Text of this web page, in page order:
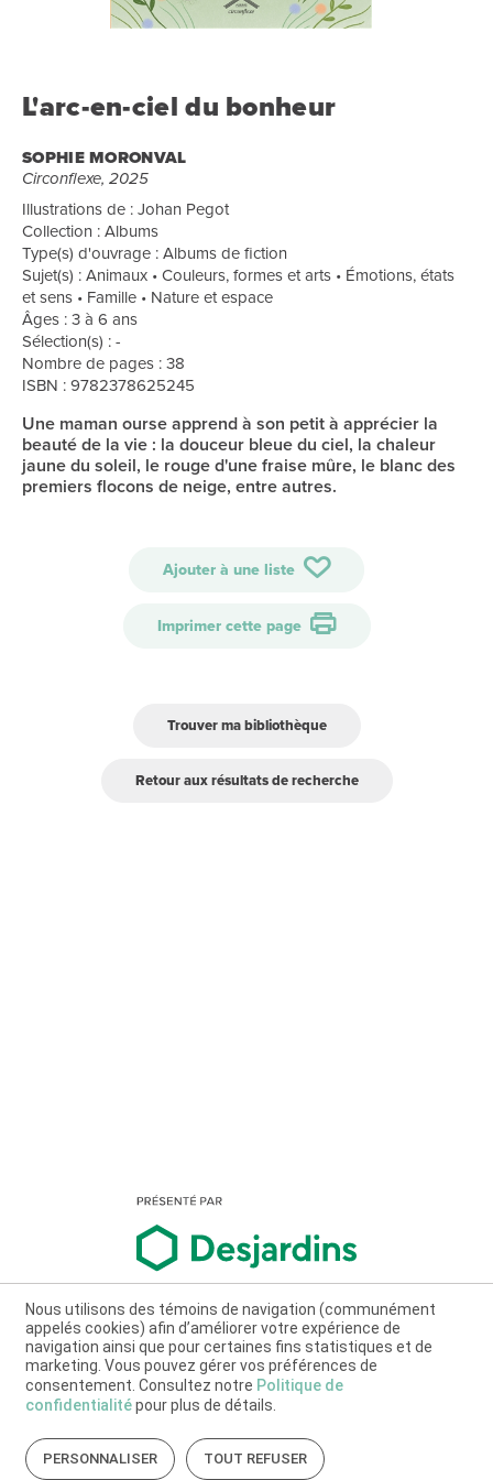
L'arc-en-ciel du bonheur
SOPHIE MORONVAL
Circonflexe, 2025
Illustrations de : Johan Pegot
Collection : Albums
Type(s) d'ouvrage : Albums de fiction
Sujet(s) : Animaux • Couleurs, formes et arts • Émotions, états
et sens • Famille • Nature et espace
Âges : 3 à 6 ans
Sélection(s) : -
Nombre de pages : 38
ISBN : 9782378625245
Une maman ourse apprend à son petit à apprécier la
beauté de la vie : la douceur bleue du ciel, la chaleur
jaune du soleil, le rouge d'une fraise mûre, le blanc des
premiers flocons de neige, entre autres.
Ajouter à une liste
Imprimer cette page
Trouver ma bibliothèque
Retour aux résultats de recherche
Nous utilisons des témoins de navigation (communément
appelés cookies) afin d’améliorer votre expérience de
navigation ainsi que pour certaines fins statistiques et de
marketing. Vous pouvez gérer vos préférences de
consentement. Consultez notre Politique de
confidentialitépour plus de détails.
PERSONNALISER TOUT REFUSER